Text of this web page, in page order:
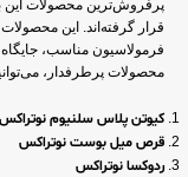
پرفروش‌ترین محصولات این
قرار گرفته‌اند. این
فرمولاسیون مناسب، جایگاه
محصولات پرطرفدار،
کیوتن پلاس سلنیوم نوتراکس
قرص میل بوست نوتراکس
ردوکسا نوتراکس